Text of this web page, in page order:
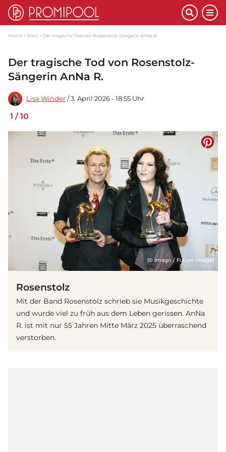
Home Stars Der tragische Tod von Rosenstolz-Sängerin AnNa R.
Der tragische Tod von Rosenstolz-
Sängerin AnNa R.
Lisa Winder / 3. April 2026 - 18:55 Uhr
1 /10
(© imago / Future Image)
Rosenstolz
Mit der Band Rosenstolz schrieb sie Musikgeschichte
und wurde viel zu früh aus dem Leben gerissen. AnNa
R. ist mit nur 55 Jahren Mitte März 2025 überraschend
verstorben.